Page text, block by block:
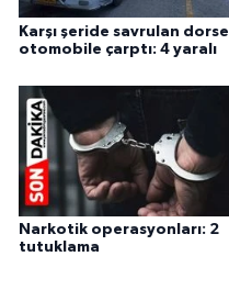
Karşı şeride savrulan dorse
otomobile çarptı: 4 yaralı
Narkotik operasyonları: 2
tutuklama